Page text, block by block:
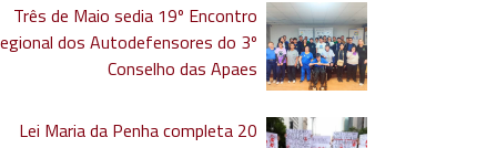
Três de Maio sedia 19º Encontro
dos Autodefensores do 3º
Conselho das Apaes
Lei Maria da Penha completa 20